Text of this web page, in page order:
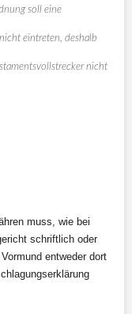
soll eine
eintreten, deshalb
nicht
muss, wie bei
schriftlich oder
entweder dort